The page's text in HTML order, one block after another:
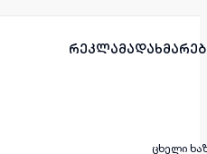
რეკლამა
ცხელი